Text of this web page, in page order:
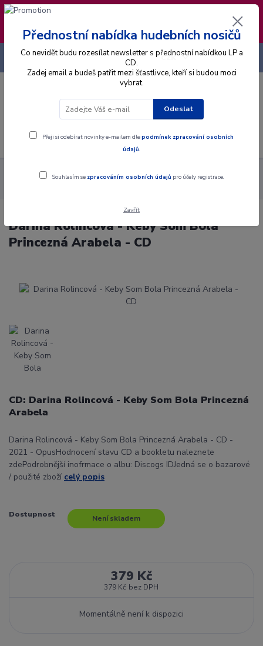
❣️ Od 4.8. do 13.8. čerpám dovolenou. Datum
expedice objednávek se posouvá na pátek
14.8.2026 🐋
Menu
CZK
+420 725 736 293
Alba CD
Darina Rolincová - Keby Som Bola Princezná
Darina Rolincová - Keby Som Bola
Princezná Arabela - CD
CD: Darina Rolincová - Keby Som Bola Princezná
Arabela
Darina Rolincová - Keby Som Bola Princezná Arabela - CD -
2021 - OpusHodnocení stavu CD a bookletu naleznete
zdePodrobnější inofrmace o albu: Discogs IDJedná se o bazarové
/ použité zboží celý popis
Dostupnost Není skladem
379 Kč
379 Kč bez DPH
Momentálně není k dispozici
Přednostní nabídka hudebních nosičů
Co nevidět budu rozesílat newsletter s přednostní nabídkou LP a
CD.
Zadej email a budeš patřit mezi šťastlivce, kteří si budou moci
vybrat.
Odeslat
Přeji si odebírat novinky e-mailem dlepodmínek zpracování osobních
údajů.
Souhlasím se zpracováním osobních údajů pro účely registrace.
Zavřít